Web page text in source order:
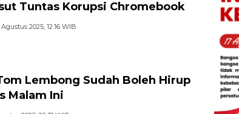
Tuntas Korupsi Chromebook
2025, 12:16 WIB
Lembong Sudah Boleh Hirup
Malam Ini